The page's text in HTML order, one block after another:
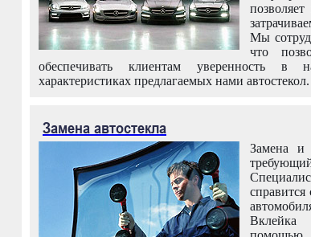
Мы
что
обеспечивать клиентам уверенность в
характеристиках предлагаемых нами автостекол.
Замена автостекла
Замена и
Вклейка